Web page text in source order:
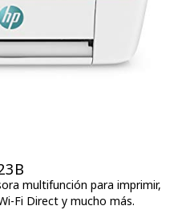
multifunción para imprimir,
Fi Direct y mucho más.